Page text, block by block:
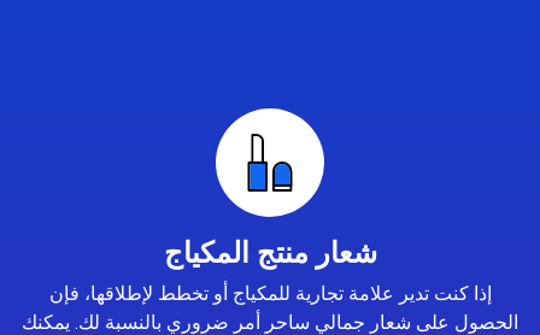
شعار منتج المكياج
إذا كنت تدير علامة تجارية للمكياج أو تخطط لإطلاقها، فإن
الحصول على شعار جمالي ساحر أمر ضروري بالنسبة لك. يمكنك